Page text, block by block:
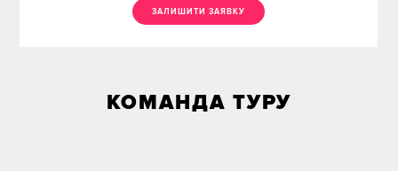
ЗАЛИШИТИ ЗАЯВКУ
КОМАНДА ТУРУ